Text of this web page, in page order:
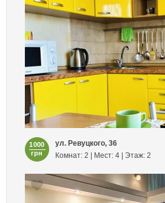
1000
грн
ул. Ревуцкого, 36
Комнат: 2 | Мест: 4 | Этаж: 2